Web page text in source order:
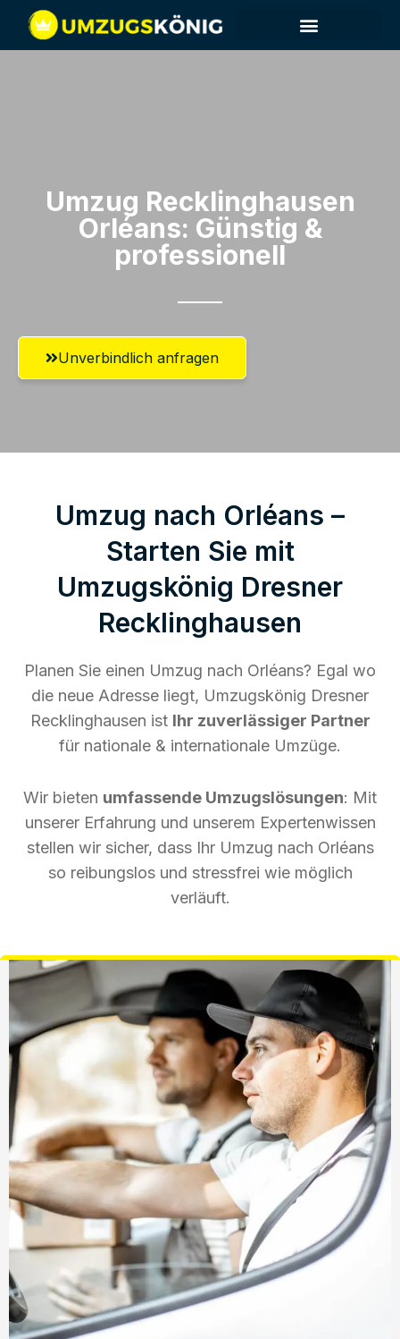
Umzug Recklinghausen​
Orléans: Günstig &
professionell​
Unverbindlich anfragen
Umzug nach Orléans –
Starten Sie mit
Umzugskönig Dresner
Recklinghausen
Planen Sie einen Umzug nach Orléans? Egal wo
die neue Adresse liegt, Umzugskönig Dresner
Recklinghausen ist Ihr zuverlässiger Partner
für nationale & internationale Umzüge.
Wir bieten umfassende Umzugslösungen: Mit
unserer Erfahrung und unserem Expertenwissen
stellen wir sicher, dass Ihr Umzug nach Orléans
so reibungslos und stressfrei wie möglich
verläuft.